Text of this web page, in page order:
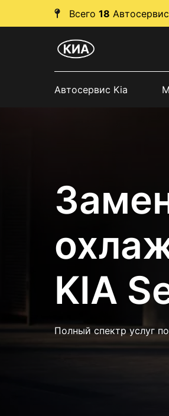
Всего 18
Автосервис Kia
KIA
Полный спектр услуг